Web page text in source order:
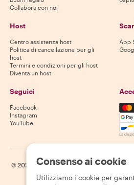
Collabora con noi
Host
Centro assistenza host
Politica di cancellazione per gli
host
Termini e condizioni per gli host
Diventa un host
App
Seguici
Facebook
Instagram
YouTube
La
© 2026 Withlocals.com | Informativa sulla
Consenso ai cookie
Utilizziamo i cookie per